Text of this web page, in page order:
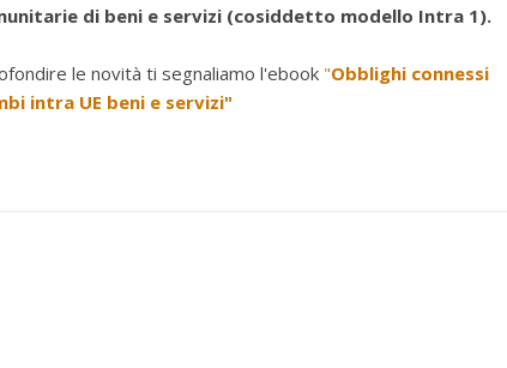
la categoria di tuo interesse (es. contabilità, Fisco …)
di beni e servizi (cosiddetto modello Intra 1).
le novità ti segnaliamo l'ebook "Obblighi connessi
intra UE beni e servizi"